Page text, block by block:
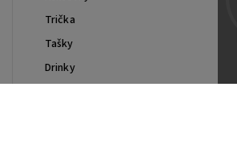
Trička
Tašky
Drinky